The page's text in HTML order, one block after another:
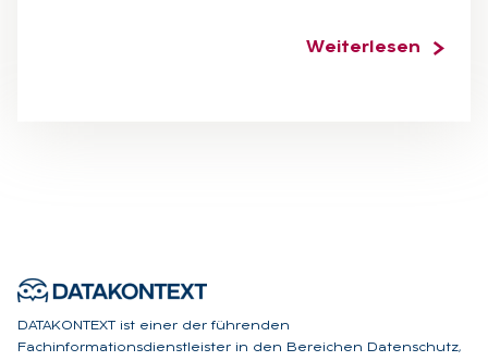
Weiterlesen
DATAKONTEXT ist einer der führenden
Fachinformationsdienstleister in den Bereichen Datenschutz,